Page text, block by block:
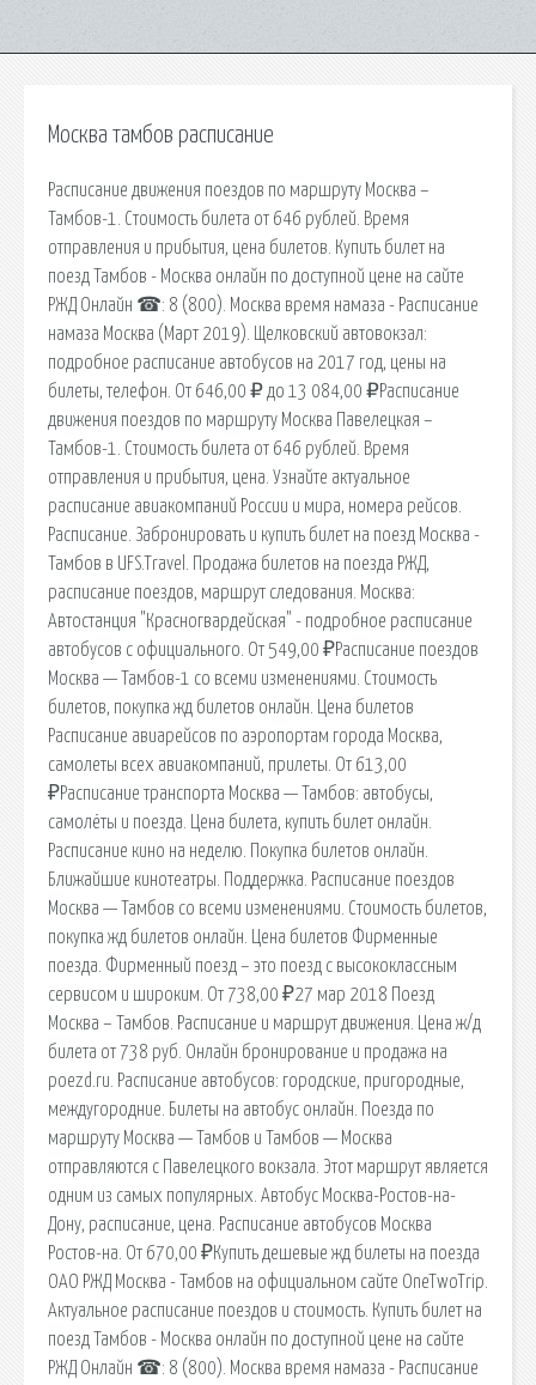
Москва тамбов расписание
Расписание движения поездов по маршруту Москва –
Тамбов-1. Стоимость билета от 646 рублей. Время
отправления и прибытия, цена билетов. Купить билет на
поезд Тамбов - Москва онлайн по доступной цене на сайте
РЖД Онлайн ☎: 8 (800). Москва время намаза - Расписание
намаза Москва (Март 2019). Щелковский автовокзал:
подробное расписание автобусов на 2017 год, цены на
билеты, телефон. От 646,00 ₽ до 13 084,00 ₽Расписание
движения поездов по маршруту Москва Павелецкая –
Тамбов-1. Стоимость билета от 646 рублей. Время
отправления и прибытия, цена. Узнайте актуальное
расписание авиакомпаний России и мира, номера рейсов.
Расписание. Забронировать и купить билет на поезд Москва -
Тамбов в UFS.Travel. Продажа билетов на поезда РЖД,
расписание поездов, маршрут следования. Москва:
Автостанция "Красногвардейская" - подробное расписание
автобусов с официального. От 549,00 ₽Расписание поездов
Москва — Тамбов-1 со всеми изменениями. Стоимость
билетов, покупка жд билетов онлайн. Цена билетов
Расписание авиарейсов по аэропортам города Москва,
самолеты всех авиакомпаний, прилеты. От 613,00
₽Расписание транспорта Москва — Тамбов: автобусы,
самолёты и поезда. Цена билета, купить билет онлайн.
Расписание кино на неделю. Покупка билетов онлайн.
Ближайшие кинотеатры. Поддержка. Расписание поездов
Москва — Тамбов со всеми изменениями. Стоимость билетов,
покупка жд билетов онлайн. Цена билетов Фирменные
поезда. Фирменный поезд – это поезд с высококлассным
сервисом и широким. От 738,00 ₽27 мар 2018 Поезд
Москва – Тамбов. Расписание и маршрут движения. Цена ж/д
билета от 738 руб. Онлайн бронирование и продажа на
poezd.ru. Расписание автобусов: городские, пригородные,
междугородние. Билеты на автобус онлайн. Поезда по
маршруту Москва — Тамбов и Тамбов — Москва
отправляются с Павелецкого вокзала. Этот маршрут является
одним из самых популярных. Автобус Москва-Ростов-на-
Дону, расписание, цена. Расписание автобусов Москва
Ростов-на. От 670,00 ₽Купить дешевые жд билеты на поезда
ОАО РЖД Москва - Тамбов на официальном сайте OneTwoTrip.
Актуальное расписание поездов и стоимость. Купить билет на
поезд Тамбов - Москва онлайн по доступной цене на сайте
РЖД Онлайн ☎: 8 (800). Москва время намаза - Расписание